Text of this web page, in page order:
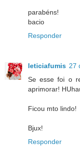
parabéns!
bacio
Responder
leticiafumis 27
Se esse foi o
aprimorar!
Ficou mto lindo!
Bjux!
Responder